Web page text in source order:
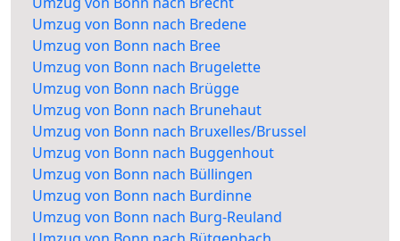
Umzug von Bonn nach Bredene
Umzug von Bonn nach Bree
Umzug von Bonn nach Brugelette
Umzug von Bonn nach Brügge
Umzug von Bonn nach Brunehaut
Umzug von Bonn nach Bruxelles/Brussel
Umzug von Bonn nach Buggenhout
Umzug von Bonn nach Büllingen
Umzug von Bonn nach Burdinne
Umzug von Bonn nach Burg-Reuland